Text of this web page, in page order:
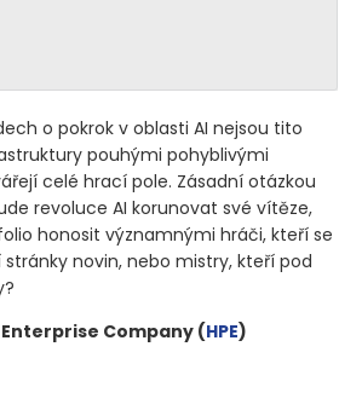
o pokrok v oblasti AI nejsou tito
pouhými pohyblivými
celé hrací pole. Zásadní otázkou
revoluce AI korunovat své vítěze,
honosit významnými hráči, kteří se
novin, nebo mistry, kteří pod
Company (HPE)